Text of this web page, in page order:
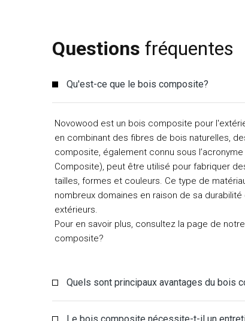
Questions fréquentes
Qu'est-ce que le bois composite?
Novowood est un bois composite pour
en combinant des fibres de bois naturelles,
composite, également connu sous
Composite), peut être utilisé pour fabriquer
tailles, formes et couleurs. Ce type de
nombreux domaines en raison de sa
extérieurs.
Pour en savoir plus, consultez la page de
composite?
Quels sont principaux avantages du bois